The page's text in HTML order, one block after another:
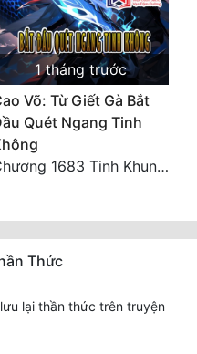
1 tháng trước
Võ: Từ Giết Gà Bắt
Quét Ngang Tinh
Chương 1683 Tinh Khung Võ Thánh (Hết)
Thức
lại thần thức trên truyện